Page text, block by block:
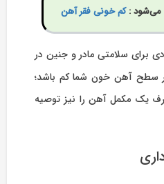
می‌شود :کم خونی فقر آهن
برای سلامتی مادر و جنین در
سطح آهن خون شما کم باشد؛
یک مکمل آهن را نیز توصیه